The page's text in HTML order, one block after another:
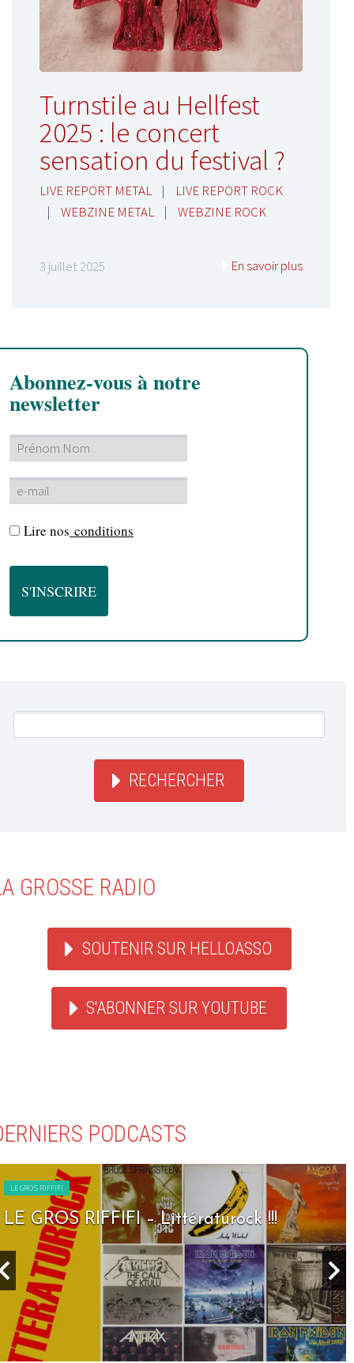
Turnstile au Hellfest
2025 : le concert
sensation du festival ?
LIVE REPORT METAL |
LIVE REPORT ROCK
|
WEBZINE METAL | WEBZINE ROCK
3 juillet 2025 En savoir plus
Abonnez-vous à notre
newsletter
Lire nos conditions
RECHERCHER
GROSSE RADIO
SOUTENIR SUR HELLOASSO
S'ABONNER SUR YOUTUBE
PODCASTS
LE GROS RIFFIFI
LE GROS RIFFIFI – Littératurock !!!